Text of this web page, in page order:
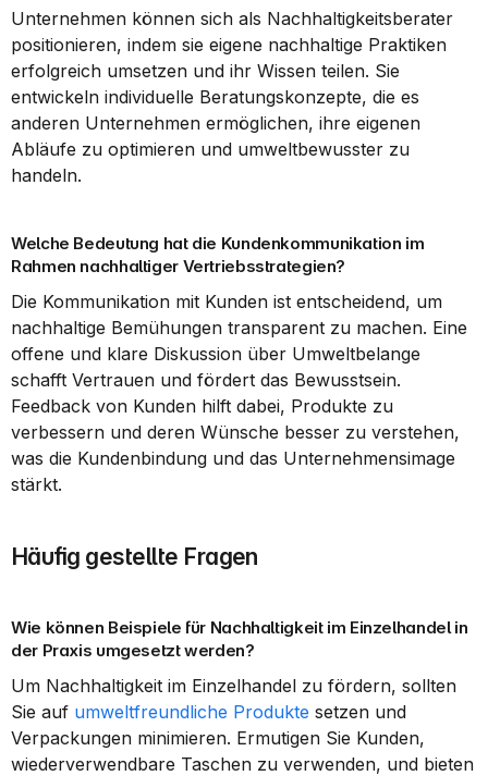
Unternehmen können sich als Nachhaltigkeitsberater
positionieren, indem sie eigene nachhaltige Praktiken
erfolgreich umsetzen und ihr Wissen teilen. Sie
entwickeln individuelle Beratungskonzepte, die es
anderen Unternehmen ermöglichen, ihre eigenen
Abläufe zu optimieren und umweltbewusster zu
handeln.
Welche Bedeutung hat die Kundenkommunikation im
Rahmen nachhaltiger Vertriebsstrategien?
Die Kommunikation mit Kunden ist entscheidend, um
nachhaltige Bemühungen transparent zu machen. Eine
offene und klare Diskussion über Umweltbelange
schafft Vertrauen und fördert das Bewusstsein.
Feedback von Kunden hilft dabei, Produkte zu
verbessern und deren Wünsche besser zu verstehen,
was die Kundenbindung und das Unternehmensimage
stärkt.
Häufig gestellte Fragen
Wie können Beispiele für Nachhaltigkeit im Einzelhandel in
der Praxis umgesetzt werden?
Um Nachhaltigkeit im Einzelhandel zu fördern, sollten
Sie auf umweltfreundliche Produkte setzen und
Verpackungen minimieren. Ermutigen Sie Kunden,
wiederverwendbare Taschen zu verwenden, und bieten